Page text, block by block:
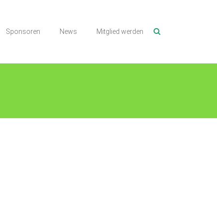
Sponsoren News Mitglied werden